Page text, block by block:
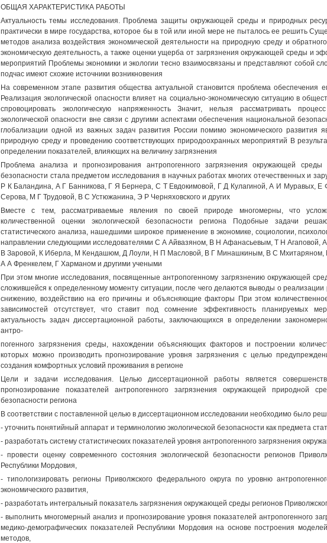
ОБЩАЯ ХАРАКТЕРИСТИКА РАБОТЫ
Актуальность темы исследования. Проблема защиты окружающей среды и природных
практически в мире государства, которое бы в той или иной мере не пыталось ее решить
методов анализа воздействия экономической деятельности на природную среду и
экономическую деятельность, а также оценки ущерба от загрязнения окружающей среды и
мероприятий Проблемы экономики и экологии тесно взаимосвязаны и представляют собой
подчас имеют схожие источники возникновения
На современном этапе развития общества актуальной становится проблема обеспечения
Реализация экологической опасности влияет на социально-экономическую ситуацию в
спровоцировать экологическую напряженность Значит, нельзя рассматривать
экологической опасности вне связи с другими аспектами обеспечения национальной
глобализации одной из важных задач развития России помимо экономического развития
природную среду и проведению соответствующих природоохранных мероприятий В
определении показателей, влияющих на величину загрязнения
Проблема анализа и прогнозирования антропогенного загрязнения окружающей среды
безопасности стала предметом исследования в научных работах многих отечественных и
Р К Баландина, А Г Банникова, Г Я Бернера, С Т Евдокимовой, Г Д Кулагиной, А И Муравых, Е
Серова, М Г Трудовой, В С Устюжанина, Э Р Черняховского и других
Вместе с тем, рассматриваемые явления по своей природе многомерны, что
количественной оценки экологической безопасности региона Подобные задачи
статистического анализа, нашедшими широкое применение в экономике, социологии,
направлении следующими исследователями С А Айвазяном, В Н Афанасьевым, Т Н Агаповой,
В Заровой, К Иберла, М Кендашюм, Д Лоули, Н П Масловой, В Г Минашкиным, В С
А А Френкелем, Г Харманом и другими учеными
При этом многие исследования, посвященные антропогенному загрязнению окружающей
сложившейся к определенному моменту ситуации, после чего делаются выводы о
снижению, воздействию на его причины и объясняющие факторы При этом
зависимостей отсутствует, что ставит под сомнение эффективность планируемых
актуальность задач диссертационной работы, заключающихся в определении
антро-
погенного загрязнения среды, нахождении объясняющих факторов и построении
которых можно производить прогнозирование уровня загрязнения с целью
создания комфортных условий проживания в регионе
Цели и задачи исследования. Целью диссертационной работы является
прогнозирование показателей антропогенного загрязнения окружающей природной
безопасности региона
В соответствии с поставленной целью в диссертационном исследовании необходимо было
- уточнить понятийный аппарат и терминологию экологической безопасности как предмета
- разработать систему статистических показателей уровня антропогенного загрязнения
- провести оценку современного состояния экологической безопасности регионов
Республики Мордовия,
- типологизировать регионы Приволжского федерального округа по уровню
экономического развития,
- разработать интегральный показатель загрязнения окружающей среды регионов
- выполнить многомерный анализ и прогнозирование уровня показателей антропогенного
медико-демографических показателей Республики Мордовия на основе построения
методов,